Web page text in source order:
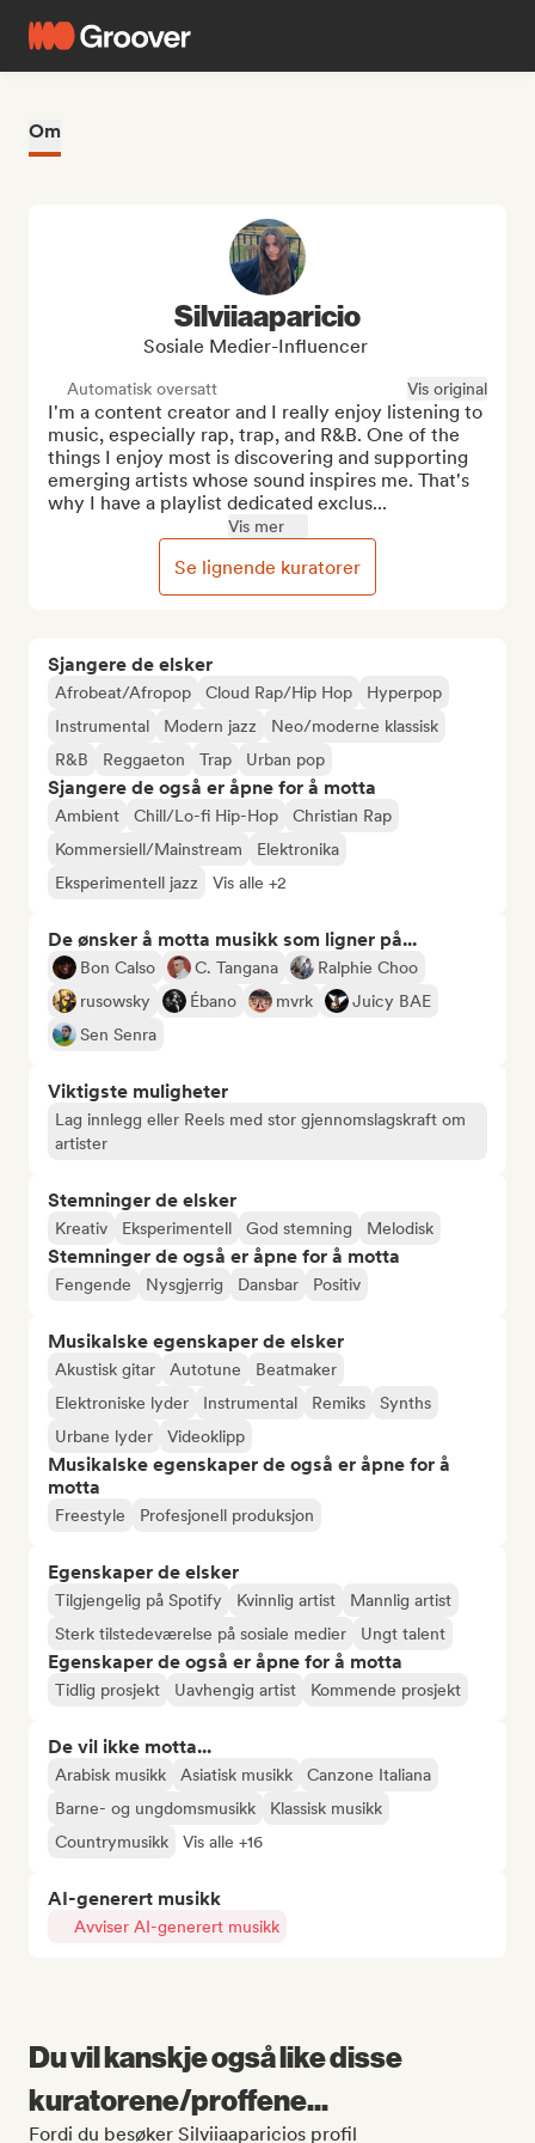
Om
Sjangere de elsker
Afrobeat/Afropop Cloud Rap/Hip Hop
Hyperpop
Instrumental
Modern jazz
Neo/moderne klassisk
R&B
Reggaeton Trap Urban pop
Sjangere de også er åpne for å motta
Ambient Chill/Lo-fi Hip-Hop
Christian Rap
Kommersiell/Mainstream
Elektronika
Eksperimentell jazz
Vis alle +2
De ønsker å motta musikk som ligner på...
Bon Calso C. Tangana
Ralphie Choo
rusowsky
Ébano mvrk
Juicy BAE
Sen Senra
Viktigste muligheter
Lag innlegg eller Reels med stor gjennomslagskraft om
artister
Stemninger de elsker
Kreativ Eksperimentell God stemning Melodisk
Stemninger de også er åpne for å motta
Fengende Nysgjerrig Dansbar Positiv
Musikalske egenskaper de elsker
Akustisk gitar Autotune
Beatmaker
Elektroniske lyder
Instrumental Remiks
Synths
Urbane lyder
Videoklipp
Musikalske egenskaper de også er åpne for å
motta
Freestyle Profesjonell produksjon
Egenskaper de elsker
Tilgjengelig på Spotify Kvinnlig artist
Mannlig artist
Sterk tilstedeværelse på sosiale medier
Ungt talent
Egenskaper de også er åpne for å motta
Tidlig prosjekt Uavhengig artist Kommende prosjekt
De vil ikke motta...
Arabisk musikk Asiatisk musikk
Canzone Italiana
Barne- og ungdomsmusikk
Klassisk musikk
Countrymusikk
Vis alle +16
AI-generert musikk
Avviser AI-generert musikk
Silviiaaparicio
Sosiale Medier-Influencer
Automatisk oversatt Vis original
I'm a content creator and I really enjoy listening to
music, especially rap, trap, and R&B. One of the
things I enjoy most is discovering and supporting
emerging artists whose sound inspires me. That's
why I have a playlist dedicated exclus...
Vis mer
Se lignende kuratorer
Du vil kanskje også like disse
kuratorene/proffene...
Fordi du besøker Silviiaaparicios profil